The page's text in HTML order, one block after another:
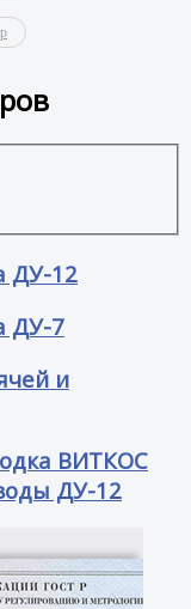
ДУ-12
ДУ-7
и
ВИТКОС
ДУ-12